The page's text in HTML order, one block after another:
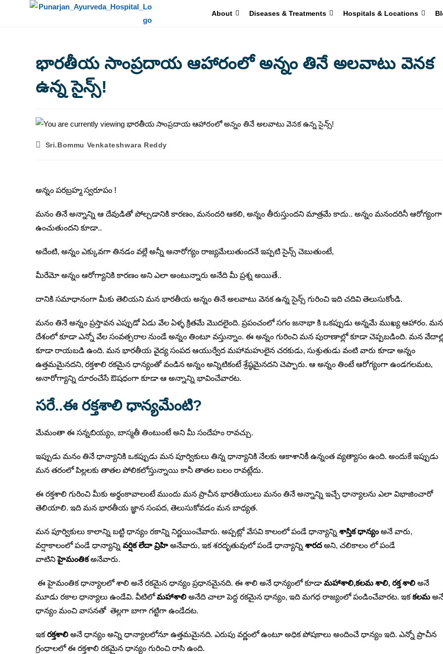
About Diseases & Treatments Hospitals & Locations
భారతీయ సాంప్రదాయ ఆహారంలో అన్నం తినే అలవాటు వెనక
ఉన్న సైన్స్!
Sri.Bommu Venkateshwara Reddy
అన్నం పరబ్రహ్మ స్వరూపం !
మనం తినే అన్నాన్ని ఆ దేవుడితో పోల్చడానికి కారణం, మనందరి ఆకలి, అన్నం తీరుస్తుందని మాత్రమే కాదు.. అన్నం మనందరినీ ఆరోగ్యంగా
ఉంచుతుందని కూడా..
అదేంటి, అన్నం ఎక్కువగా తినడం వల్లే అన్నీ అనారోగ్యం రాజ్యమేలుతుందనే ఇప్పటి సైన్స్ చెబుతుంటే,
మీరేమో అన్నం ఆరోగ్యానికి కారణం అని ఎలా అంటున్నారు అనేది మీ ప్రశ్న అయితే..
దానికి సమాధానంగా మీకు తెలియని మన భారతీయ అన్నం తినే అలవాటు వెనక ఉన్న సైన్స్ గురించి ఇది చదివి తెలుసుకోండి.
మనం తినే అన్నం ప్రస్తావన ఎప్పుడో ఏడు వేల ఏళ్ళ క్రితమే మొదలైంది. ప్రపంచంలో సగం జనాభా కి ఒకప్పుడు అన్నమే ముఖ్య ఆహారం. మన
దేశంలో కూడా ఎన్నో వేల సంవత్సరాల నుండే అన్నం తింటూ వస్తున్నాం. ఈ అన్నం గురించి మన పురాణాల్లో కూడా చెప్పబడింది. మన
కూడా రాయబడి ఉంది. మన భారతీయ వైద్య సంపద ఆయుర్వేద మహామహులైన చరకుడు, సుశ్రుతుడు వంటి వారు కూడా అన్నం
ఉత్తమమైనదని, రక్తశాలి రకమైన ధాన్యంతో వండిన అన్నం అన్నిటికంటే శ్రేష్ఠమైనదని చెప్పారు. ఆ అన్నం తింటే ఆరోగ్యంగా ఉండగలమట,
అనారోగ్యాన్ని దూరంచేసే ఔషధంగా కూడా ఆ అన్నాన్ని భావించేవారట.
సరే..ఈ రక్తశాలిధాన్యమేంటి?
మేమంతా ఈ సన్నబియ్యం, బాస్మతీ తింటుంటే అని మీ సందేహం రావచ్చు.
ఇప్పుడు మనం తినే ధాన్యానికి ఒకప్పుడు మన పూర్వికులు తిన్న ధాన్యానికి నేలకు ఆకాశానికీ ఉన్నంత వ్యత్యాసం ఉంది. అందుకే ఇప్పుడు
మన తరంలో పిల్లలకు తాతల పోలికలోస్తున్నాయి కానీ తాతల బలం రావట్లేదు.
ఈ రక్తశాలి గురించి మీకు అర్థంకావాలంటే ముందు మన ప్రాచీన భారతీయులు మనం తినే అన్నాన్ని ఇచ్చే ధాన్యాలను ఎలా విభాజించారో
తెలియాలి. ఇది మన భారతీయ జ్ఞాన సంపద, తెలుసుకోవడం మన బాధ్యత.
మన పూర్వికులు కాలాన్ని బట్టి ధాన్యం రకాన్ని నిర్ణయించేవారు. అప్పట్లో వేసవి కాలంలో పండే ధాన్యాన్ని శాస్తిక ధాన్యంఅనే వారు,
వర్షాకాలంలో పండే ధాన్యాన్ని వర్షిక లేదా వ్రిహి అనేవారు, ఇక శరదృతువులో పండే ధాన్యాన్ని శారదఅని, చలికాలం లో పండే
వాటినిహైమంతికఅనేవారు.
ఈ హైమంతిక ధాన్యాలలో శాలి అనే రకమైన ధాన్యం ప్రధానమైనది. ఈ శాలి అనే ధాన్యంలో కూడా మహాశాలి,కలమ శాలి, రక్త శాలి అనే
మూడు రకాల ధాన్యాలు ఉండేవి. వీటిలోమహాశాలి అనేది చాలా పెద్ద రకమైన ధాన్యం, ఇది మగధ రాజ్యంలో పండించేవారట. ఇకకలమ
ధాన్యం మంచి వాసనతో తెల్లగా బాగా గట్టిగా ఉండేదట.
ఇకరక్తశాలి అనే ధాన్యం అన్ని ధాన్యాలలోనూ ఉత్తమమైనది. ఎరుపు వర్ణంలో ఉంటూ అధిక పోషకాలు అందించే ధాన్యం ఇది. ఎన్నో ప్రాచీన
గ్రంధాలలో ఈ రక్తశాలి రకమైన ధాన్యం గురించి రాసి ఉంది.